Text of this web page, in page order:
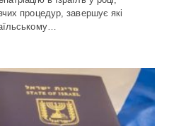
процедур, завершує які